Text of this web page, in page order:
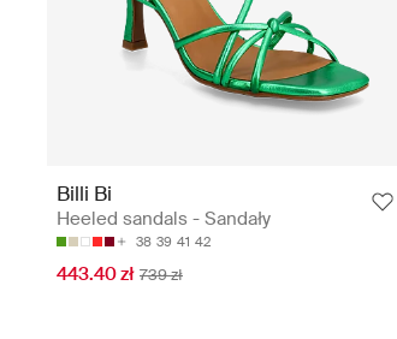
Billi Bi
Heeled sandals - Sandały
38 39 41 42
443.40 zł 739 zł